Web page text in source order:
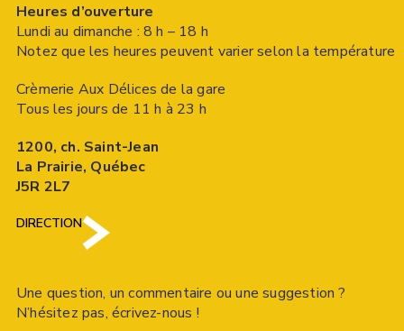
Heures d’ouverture
Lundi au dimanche : 8 h – 18 h
Notez que les heures peuvent varier selon la température
Crèmerie Aux Délices de la gare
Tous les jours de 11 h à 23 h
1200, ch. Saint-Jean
La Prairie, Québec
J5R 2L7
DIRECTION
Une question, un commentaire ou une suggestion ?
N’hésitez pas, écrivez-nous !